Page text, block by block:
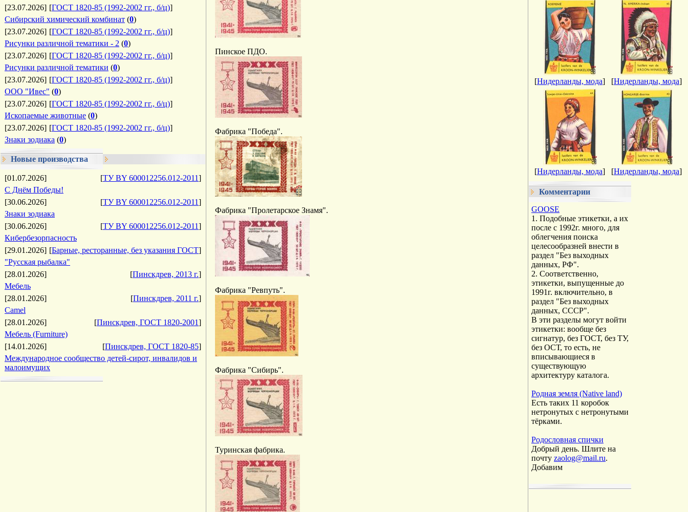
[23.07.2026] [ГОСТ 1820-85 (1992-2002 гг., б/ц)]
Сибирский химический комбинат (0)
[23.07.2026] [ГОСТ 1820-85 (1992-2002 гг., б/ц)]
Рисунки различной тематики - 2 (0)
[23.07.2026] [ГОСТ 1820-85 (1992-2002 гг., б/ц)]
Рисунки различной тематики (0)
[23.07.2026] [ГОСТ 1820-85 (1992-2002 гг., б/ц)]
ООО "Ивес" (0)
[23.07.2026] [ГОСТ 1820-85 (1992-2002 гг., б/ц)]
Ископаемые животные (0)
[23.07.2026] [ГОСТ 1820-85 (1992-2002 гг., б/ц)]
Знаки зодиака (0)
Новые производства
[01.07.2026] [ТУ BY 600012256.012-2011]
С Днём Победы!
[30.06.2026]
[ТУ BY 600012256.012-2011]
Знаки зодиака
[30.06.2026]
[ТУ BY 600012256.012-2011]
Кибербезорпасность
[29.01.2026] [Барные, ресторанные, без указания ГОСТ]
"Русская рыбалка"
[28.01.2026]
[Пинскдрев, 2013 г.]
Мебель
[28.01.2026]
[Пинскдрев, 2011 г.]
Camel
[28.01.2026]
[Пинскдрев, ГОСТ 1820-2001]
Мебель (Furniture)
[14.01.2026]
[Пинскдрев, ГОСТ 1820-85]
Международное сообщество детей-сирот, инвалидов и
малоимущих
Пинское ПДО.
Фабрика "Победа".
Фабрика "Пролетарское Знамя".
Фабрика "Ревпуть".
Фабрика "Сибирь".
Туринская фабрика.
[Нидерланды, мода] [Нидерланды, мода]
[Нидерланды, мода] [Нидерланды, мода]
Комментарии
GOOSE
1. Подобные этикетки, а их
после с 1992г. много, для
облегчения поиска
целесообразней внести в
раздел "Без выходных
данных, РФ".
2. Соответственно,
этикетки, выпущенные до
1991г. включительно, в
раздел "Без выходных
данных, СССР".
В эти разделы могут войти
этикетки: вообще без
сигнатур, без ГОСТ, без ТУ,
без ОСТ, то есть, не
вписывающиеся в
существующую
архитектуру каталога.
Родная земля (Native land)
Есть таких 11 коробок
нетронутых с нетронутыми
тёрками.
Родословная спички
Добрый день. Шлите на
почту zaolog@mail.ru.
Добавим